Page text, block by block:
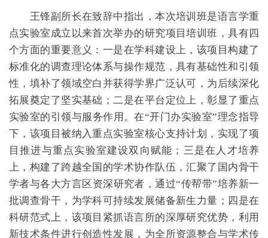
王锋副所长在致辞中指出，本次培训班是语言学重
点实验室成立以来首次举办的研究项目培训班，具有四
个方面的重要意义：一是在学科建设上，该项目构建了
标准化的调查理论体系与操作规范，具有基础性和引领
性，填补了领域空白并获得学界广泛认可，为后续深化
拓展奠定了坚实基础；二是在平台定位上，彰显了重点
实验室的引领与服务作用。在“开门办实验室”理念指导
下，该项目被纳入重点实验室核心支持计划，实现了项
目推进与重点实验室建设双向赋能；三是在人才培养
上，构建了跨越全国的学术协作队伍，汇聚了国内骨干
学者与各大方言区资深研究者，通过“传帮带”培养新一
批调查骨干，为学科可持续发展储备新生力量；四是在
科研范式上，该项目紧抓语言所的深厚研究优势，利用
新技术条件进行创造性发展，为全所资源整合与学术传